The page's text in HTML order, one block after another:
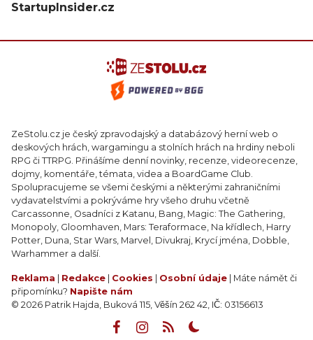
StartupInsider.cz
ZeStolu.cz je český zpravodajský a databázový herní web o
deskových hrách, wargamingu a stolních hrách na hrdiny neboli
RPG či TTRPG. Přinášíme denní novinky, recenze, videorecenze,
dojmy, komentáře, témata, videa a BoardGame Club.
Spolupracujeme se všemi českými a některými zahraničními
vydavatelstvími a pokrýváme hry všeho druhu včetně
Carcassonne, Osadníci z Katanu, Bang, Magic: The Gathering,
Monopoly, Gloomhaven, Mars: Teraformace, Na křídlech, Harry
Potter, Duna, Star Wars, Marvel, Divukraj, Krycí jména, Dobble,
Warhammer a další.
Reklama Redakce Cookies Osobní údaje | Máte námět či
připomínku? Napište nám
© 2026 Patrik Hajda, Buková 115, Věšín 262 42, IČ: 03156613